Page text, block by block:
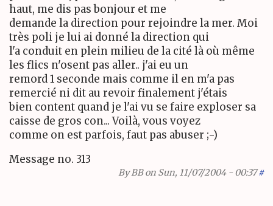
haut, me dis pas bonjour et me
demande la direction pour rejoindre la mer. Moi
très poli je lui ai donné la direction qui
l'a conduit en plein milieu de la cité là où même
les flics n'osent pas aller.. j'ai eu un
remord 1 seconde mais comme il en m'a pas
remercié ni dit au revoir finalement j'étais
bien content quand je l'ai vu se faire exploser sa
caisse de gros con... Voilà, vous voyez
comme on est parfois, faut pas abuser ;-)
Message no. 313
ByBBon Sun, 11/07/2004 - 00:37 #